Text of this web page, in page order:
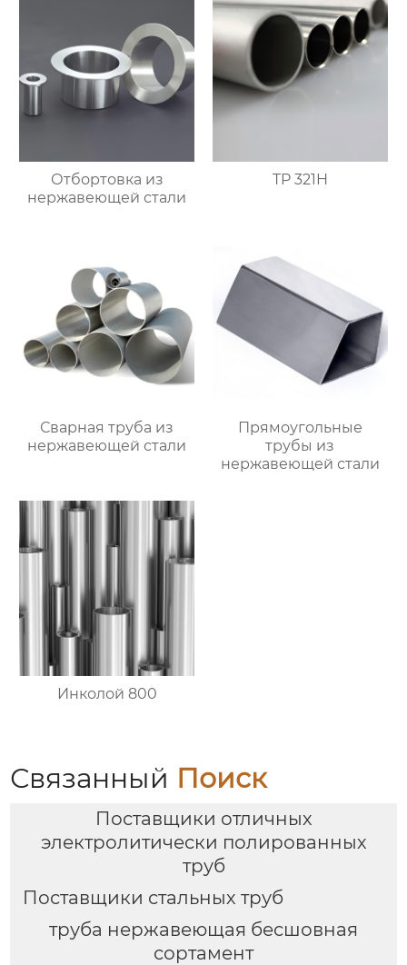
Отбортовка из
нержавеющей стали
TP 321H
Сварная труба из
нержавеющей стали
Прямоугольные
трубы из
нержавеющей стали
Инколой 800
Связанный Поиск
Поставщики отличных
электролитически полированных
труб
Поставщики стальных труб
труба нержавеющая бесшовная
сортамент